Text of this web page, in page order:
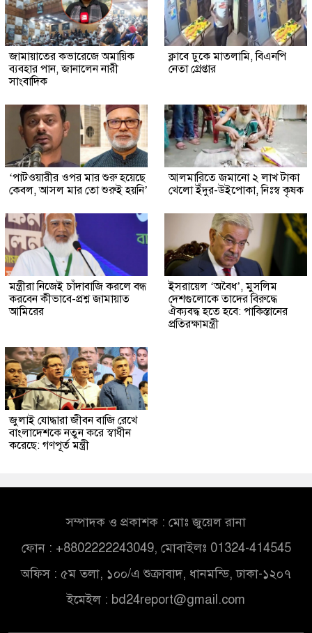
জামায়াতের কভারেজে অমায়িক
ব্যবহার পান, জানালেন নারী
সাংবাদিক
ক্লাবে ঢুকে মাতলামি, বিএনপি
নেতা গ্রেপ্তার
‘পাটওয়ারীর ওপর মার শুরু হয়েছে
কেবল, আসল মার তো শুরুই হয়নি’
আলমারিতে জমানো ২ লাখ টাকা
খেলো ইঁদুর-উইপোকা, নিঃস্ব কৃষক
মন্ত্রীরা নিজেই চাঁদাবাজি করলে বন্ধ
করবেন কীভাবে-প্রশ্ন জামায়াত
আমিরের
ইসরায়েল ‘অবৈধ’, মুসলিম
দেশগুলোকে তাদের বিরুদ্ধে
ঐক্যবদ্ধ হতে হবে: পাকিস্তানের
প্রতিরক্ষামন্ত্রী
জুলাই যোদ্ধারা জীবন বাজি রেখে
বাংলাদেশকে নতুন করে স্বাধীন
করেছে: গণপূর্ত মন্ত্রী
সম্পাদক ও প্রকাশক : মোঃ জুয়েল রানা
ফোন : +8802222243049, মোবাইলঃ 01324-414545
অফিস : ৫ম তলা, ১০০/এ শুক্রাবাদ, ধানমন্ডি, ঢাকা-১২০৭
ইমেইল : bd24report@gmail.com